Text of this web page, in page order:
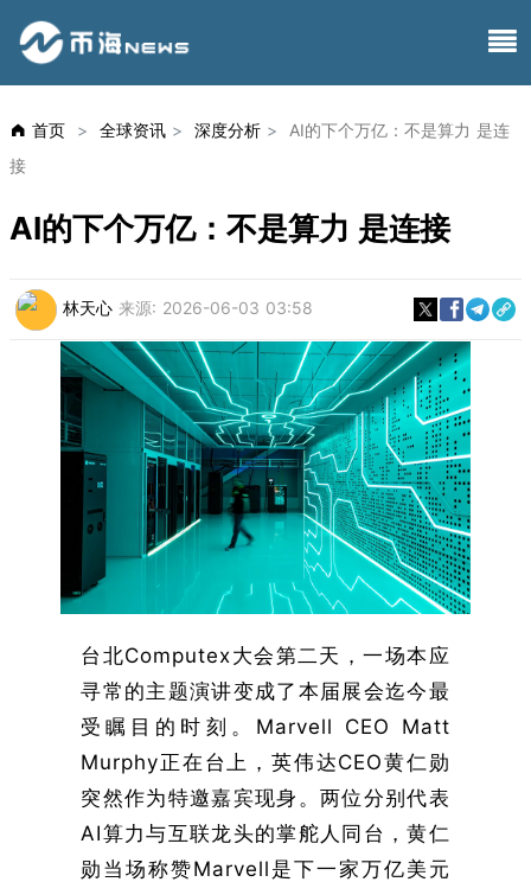
首页 > 全球资讯 > 深度分析 >
AI的下个万亿：不是算力 是连
接
AI的下个万亿：不是算力 是连接
林天心 来源: 2026-06-03 03:58
台北Computex大会第二天，一场本应
寻常的主题演讲变成了本届展会迄今最
受瞩目的时刻。Marvell CEO Matt
Murphy正在台上，英伟达CEO黄仁勋
突然作为特邀嘉宾现身。两位分别代表
AI算力与互联龙头的掌舵人同台，黄仁
勋当场称赞Marvell是下一家万亿美元